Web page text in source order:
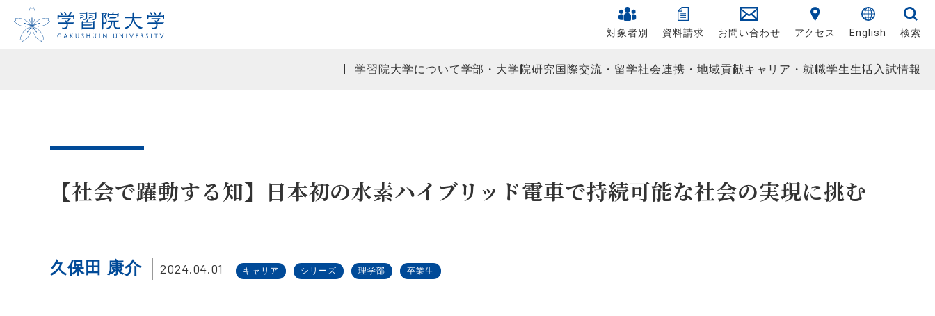
対象者別 資料請求 お問い合わせ アクセス English 検索
学習院大学について学部・大学院研究国際交流・留学社会連携・地域貢献キャリア・就職学生生活入試情報
【社会で躍動する知】日本初の水素ハイブリッド電車で持続可能な社会の実現に挑む
久保田 康介 2024.04.01 キャリア シリーズ 理学部 卒業生